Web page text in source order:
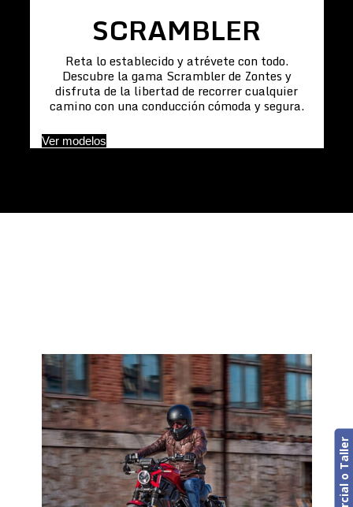
SCRAMBLER
Reta lo establecido y atrévete con todo.
Descubre la gama Scrambler de Zontes y
disfruta de la libertad de recorrer cualquier
camino con una conducción cómoda y segura.
Ver modelos